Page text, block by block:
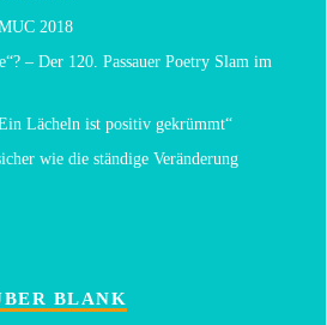
2018
– Der 120. Passauer Poetry Slam im
Lächeln ist positiv gekrümmt“
wie die ständige Veränderung
BLANK